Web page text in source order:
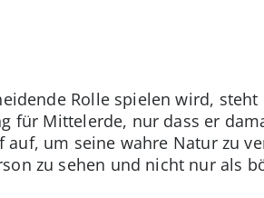
Rolle spielen wird,
für Mittelerde, nur dass er
um seine wahre Natur zu
zu sehen und nicht nur als